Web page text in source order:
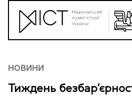
НОВИНИ
Тиждень